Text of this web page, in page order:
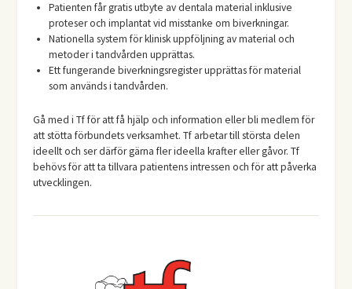
Patienten får gratis utbyte av dentala material inklusive
proteser och implantat vid misstanke om biverkningar.
Nationella system för klinisk uppföljning av material och
metoder i tandvården upprättas.
Ett fungerande biverkningsregister upprättas för material
som används i tandvården.
Gå med i Tf för att få hjälp och information eller bli medlem för
att stötta förbundets verksamhet. Tf arbetar till största delen
ideellt och ser därför gärna fler ideella krafter eller gåvor. Tf
behövs för att ta tillvara patientens intressen och för att påverka
utvecklingen.